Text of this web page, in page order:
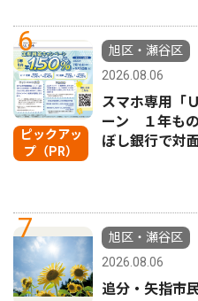
6
ピックアッ
プ（PR）
旭区・瀬谷区
2026.08.06
スマホ専用「
ーン １年も
ぼし銀行で対
7
旭区・瀬谷区
2026.08.06
追分・矢指市